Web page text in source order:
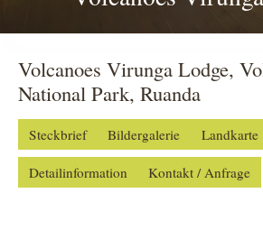
Volcanoes Virunga Lodge,
National Park, Ruanda
Steckbrief Bildergalerie Landkarte
Detailinformation Kontakt / Anfrage